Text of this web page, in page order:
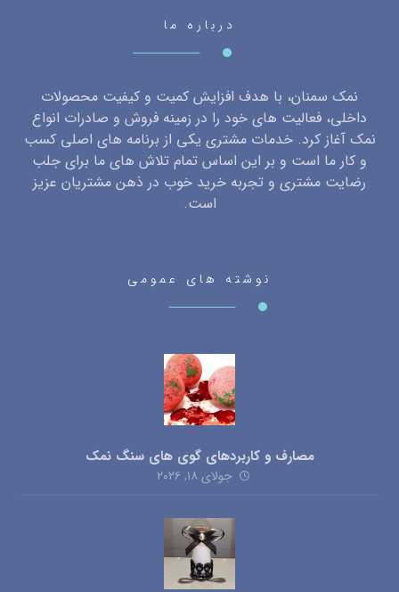
درباره ما
نمک سمنان، با هدف افزایش کمیت و کیفیت محصولات
داخلی، فعالیت های خود را در زمینه فروش و صادرات انواع
نمک آغاز کرد. خدمات مشتری یکی از برنامه های اصلی کسب
و کار ما است و بر این اساس تمام تلاش های ما برای جلب
رضایت مشتری و تجربه خرید خوب در ذهن مشتریان عزیز
است.
نوشته های عمومی
مصارف و کاربردهای گوی های سنگ نمک
جولای ۱۸, ۲۰۲۶